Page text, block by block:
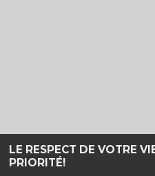
LE RESPECT DE VOTRE
PRIORITÉ!